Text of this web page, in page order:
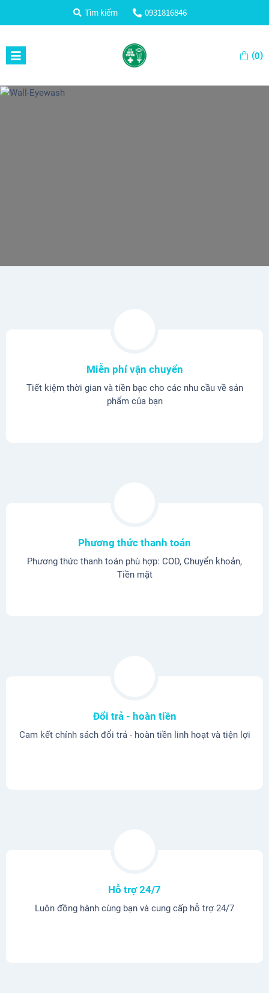
Tìm kiếm 0931816846
(0)
Miễn phí vận chuyển
Tiết kiệm thời gian và tiền bạc cho các nhu cầu về sản
phẩm của bạn
Phương thức thanh toán
Phương thức thanh toán phù hợp: COD, Chuyển khoản,
Tiền mặt
Đổi trả - hoàn tiền
Cam kết chính sách đổi trả - hoàn tiền linh hoạt và tiện lợi
Hỗ trợ 24/7
Luôn đồng hành cùng bạn và cung cấp hỗ trợ 24/7